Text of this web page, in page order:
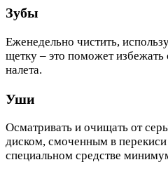
Зубы
Еженедельно чистить,
щетку – это поможет избежать
налета.
Уши
Осматривать и очищать от
диском, смоченным в
специальном средстве